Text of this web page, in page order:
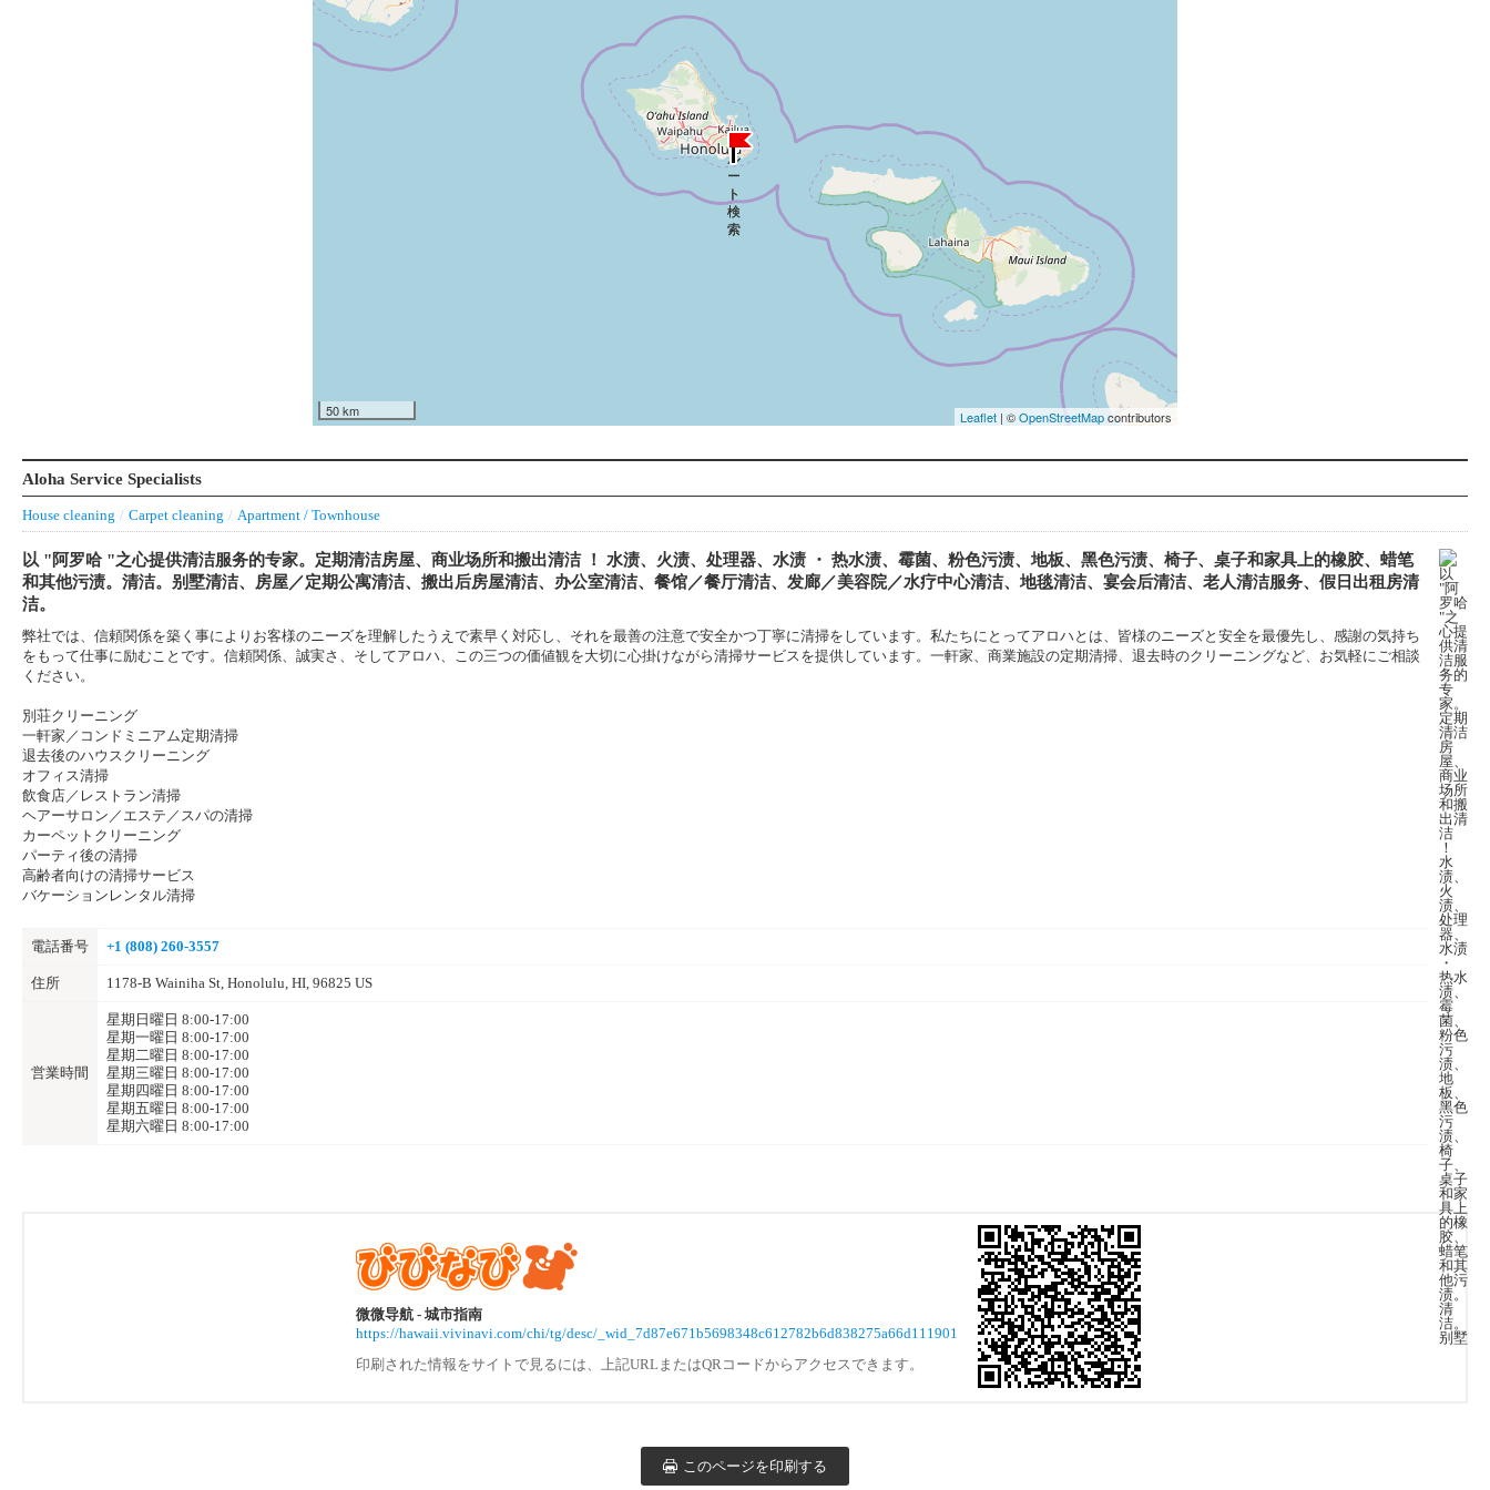
50 km Leaflet | ©OpenStreetMapcontributors
Aloha Service Specialists
House cleaning / Carpet cleaning / Apartment / Townhouse
以 "阿罗哈 "之心提供清洁服务的专家。定期清洁房屋、商业场所和搬出清洁 ！ 水渍、火渍、处理器、水渍 ・ 热水渍、霉菌、粉色污渍、地板、黑色污渍、椅子、桌子和家具上的橡胶、蜡笔
和其他污渍。清洁。别墅清洁、房屋／定期公寓清洁、搬出后房屋清洁、办公室清洁、餐馆／餐厅清洁、发廊／美容院／水疗中心清洁、地毯清洁、宴会后清洁、老人清洁服务、假日出租房清
洁。
弊社では、信頼関係を築く事によりお客様のニーズを理解したうえで素早く対応し、それを最善の注意で安全かつ丁寧に清掃をしています。私たちにとってアロハとは、皆様のニーズと安全を最優先し、感謝の気持ち
をもって仕事に励むことです。信頼関係、誠実さ、そしてアロハ、この三つの価値観を大切に心掛けながら清掃サービスを提供しています。一軒家、商業施設の定期清掃、退去時のクリーニングなど、お気軽にご相談
ください。
別荘クリーニング
一軒家／コンドミニアム定期清掃
退去後のハウスクリーニング
オフィス清掃
飲食店／レストラン清掃
ヘアーサロン／エステ／スパの清掃
カーペットクリーニング
パーティ後の清掃
高齢者向けの清掃サービス
バケーションレンタル清掃
電話番号 +1 (808) 260-3557
住所 1178-B Wainiha St, Honolulu, HI, 96825 US
営業時間
星期日曜日 8:00-17:00
星期一曜日 8:00-17:00
星期二曜日 8:00-17:00
星期三曜日 8:00-17:00
星期四曜日 8:00-17:00
星期五曜日 8:00-17:00
星期六曜日 8:00-17:00
微微导航 - 城市指南
https://hawaii.vivinavi.com/chi/tg/desc/_wid_7d87e671b5698348c612782b6d838275a66d111901
印刷された情報をサイトで見るには、上記URLまたはQRコードからアクセスできます。
このページを印刷する